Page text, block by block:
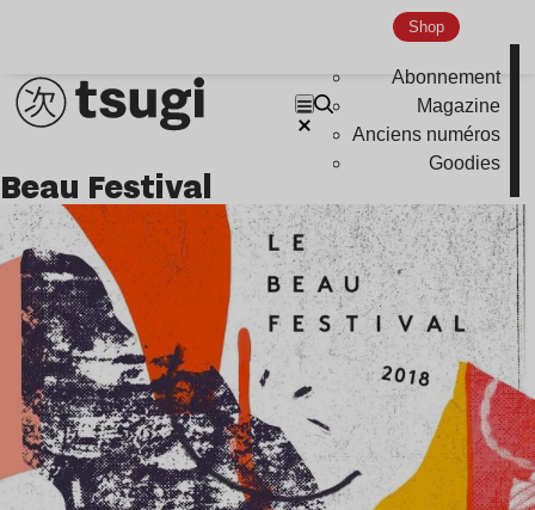
Shop
Abonnement
Magazine
Anciens numéros
Goodies
Indie
Beau Festival